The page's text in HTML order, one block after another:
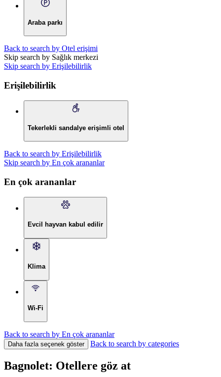
Araba parkı
Back to search by Otel erişimi
Skip search by Sağlık merkezi
Skip search by Erişilebilirlik
Erişilebilirlik
Tekerlekli sandalye erişimli otel
Back to search by Erişilebilirlik
Skip search by En çok arananlar
En çok arananlar
Evcil hayvan kabul edilir
Klima
Wi-Fi
Back to search by En çok arananlar
Daha fazla seçenek göster Back to search by categories
Bagnolet: Otellere göz at